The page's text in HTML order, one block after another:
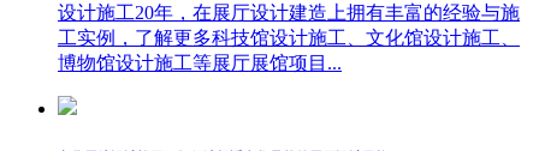
设计施工20年，在展厅设计建造上拥有丰富的经验与施
工实例，了解更多科技馆设计施工、文化馆设计施工、
博物馆设计施工等展厅展馆项目...